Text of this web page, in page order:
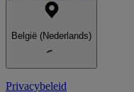
België (Nederlands)
Privacybeleid